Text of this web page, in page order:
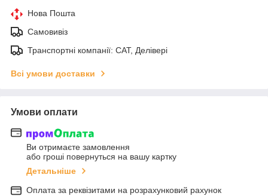
Нова Пошта
Самовивіз
Транспортні компанії: САТ, Делівері
Всі умови доставки
Умови оплати
Ви отримаєте замовлення
або гроші повернуться на вашу картку
Детальніше
Оплата за реквізитами на розрахунковий рахунок